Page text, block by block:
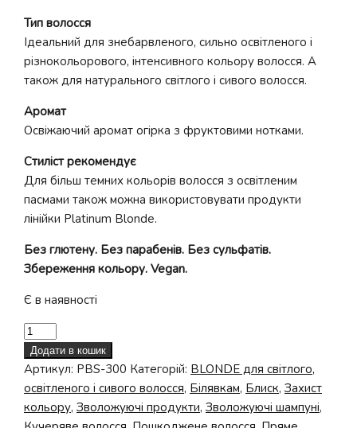
Тип волосся
Ідеальний для знебарвленого, сильно освітленого і
різнокольорового, інтенсивного кольору волосся. А
також для натурального світлого і сивого волосся.
Аромат
Освіжаючий аромат огірка з фруктовими нотками.
Стиліст рекомендує
Для більш темних кольорів волосся з освітленим
пасмами також можна використовувати продукти
лінійки Platinum Blonde.
Без глютену. Без парабенів. Без сульфатів.
Збереження кольору. Vegan.
Є в наявності
Шампунь
для
світлого,
сивого
і
Додати в кошик
Артикул: PBS-300 Категорій: BLONDE для світлого,
освітленого і сивого волосся, Білявкам, Блиск, Захист
кольору, Зволожуючі продукти, Зволожуючі шампуні,